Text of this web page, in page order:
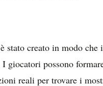
stato creato in modo che
giocatori possono
reali per trovare i